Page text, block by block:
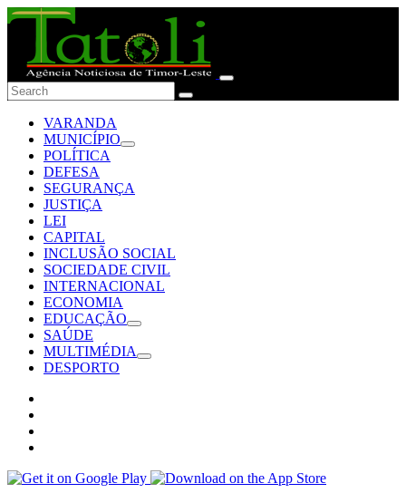
VARANDA
MUNICÍPIO
POLÍTICA
DEFESA
SEGURANÇA
JUSTIÇA
LEI
CAPITAL
INCLUSÃO SOCIAL
SOCIEDADE CIVIL
INTERNACIONAL
ECONOMIA
EDUCAÇÃO
SAÚDE
MULTIMÉDIA
DESPORTO